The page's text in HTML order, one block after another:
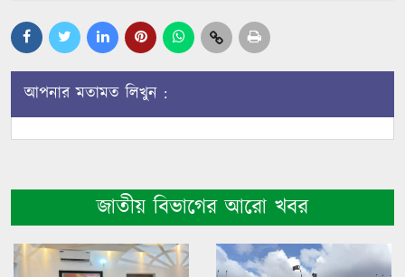
আপনার মতামত লিখুন :
জাতীয় বিভাগের আরো খবর